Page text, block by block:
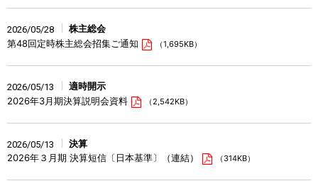
2026/05/28
株主総会
第48回定時株主総会招集ご通知
（1,695KB）
2026/05/13
適時開示
2026年3月期決算説明会資料
（2,542KB）
2026/05/13
決算
2026年３月期 決算短信〔日本基準〕（連結）
（314KB）